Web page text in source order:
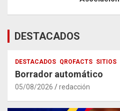
DESTACADOS
DESTACADOS QROFACTS SITIOS
Borrador automático
05/08/2026 redacción